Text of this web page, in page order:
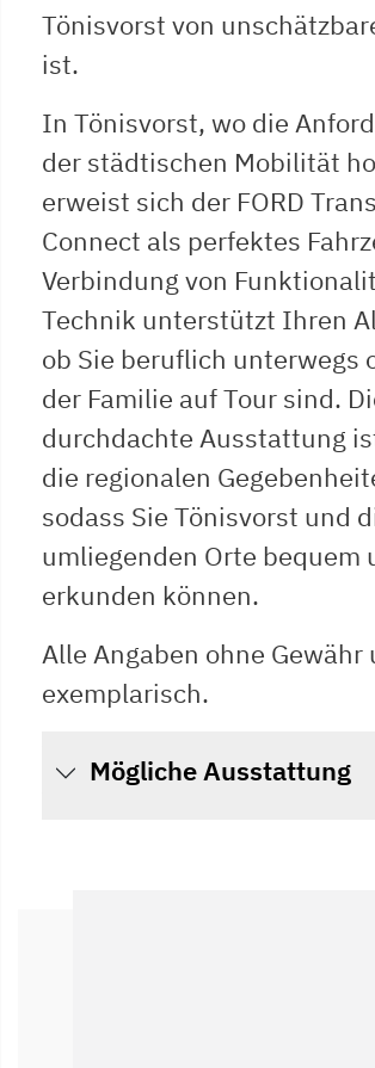
Tönisvorst von
ist.
In Tönisvorst, wo die
der städtischen Mobilität
erweist sich der FORD
Connect als perfektes
Verbindung von
Technik unterstützt Ihren
ob Sie beruflich unterwegs
der Familie auf Tour sind.
durchdachte Ausstattung
die regionalen
sodass Sie Tönisvorst und
umliegenden Orte bequem
erkunden können.
Alle Angaben ohne Gewähr
exemplarisch.
Mögliche Ausstattung